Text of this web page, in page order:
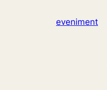
eveniment